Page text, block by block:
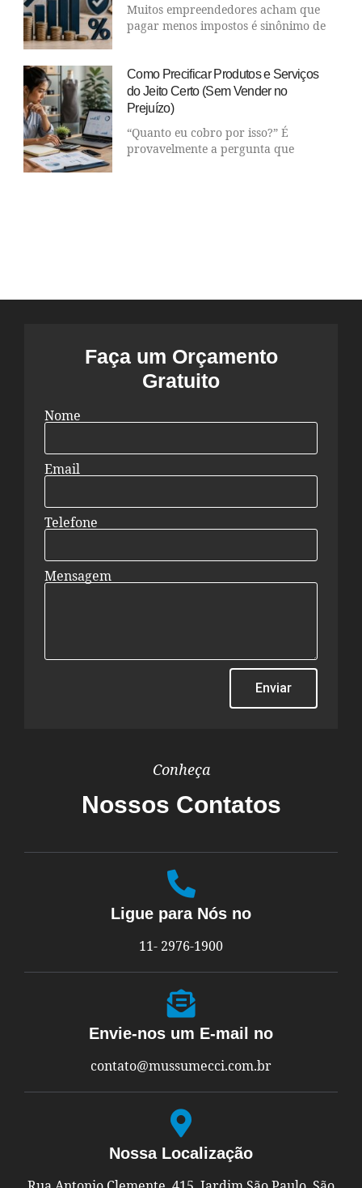
Muitos empreendedores acham que
pagar menos impostos é sinônimo de
Como Precificar Produtos e Serviços
do Jeito Certo (Sem Vender no
Prejuízo)
“Quanto eu cobro por isso?” É
provavelmente a pergunta que
Conheça
Nossos Contatos
Ligue para Nós no
11- 2976-1900
Envie-nos um E-mail no
contato@mussumecci.com.br
Nossa Localização
Faça um Orçamento
Gratuito
Nome
Email
Telefone
Mensagem
Enviar